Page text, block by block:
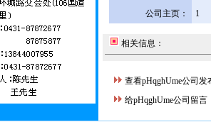
公司主页：
1
相关信息：
查看pHqghUme公司发
给pHqghUme公司留言